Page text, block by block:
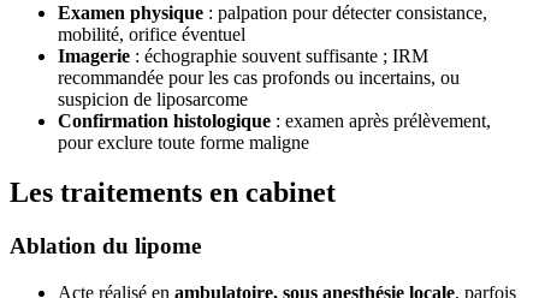
Examen physique : palpation pour détecter consistance,
mobilité, orifice éventuel
Imagerie : échographie souvent suffisante ; IRM
recommandée pour les cas profonds ou incertains, ou
suspicion de liposarcome
Confirmation histologique : examen après prélèvement,
pour exclure toute forme maligne
Les traitements en cabinet
Ablation du lipome
Acte réalisé en ambulatoire, sous anesthésie locale, parfois